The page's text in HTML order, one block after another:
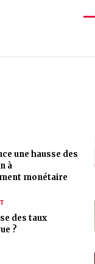
une hausse des
à
monétaire
des taux
?